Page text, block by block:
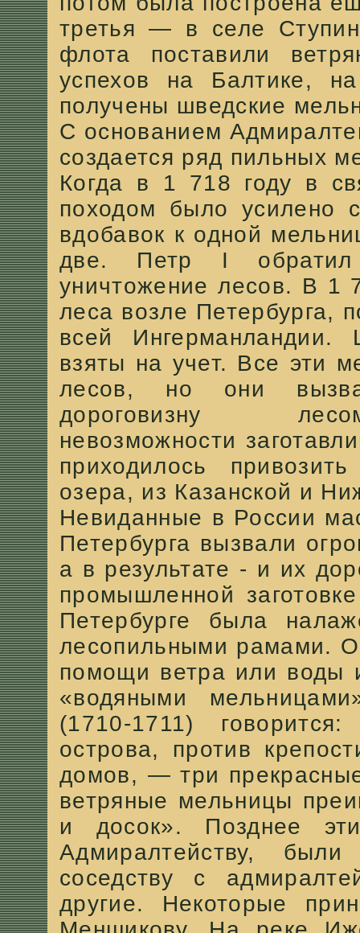
третья — в селе
флота поставили
успехов на Балтике,
получены шведские
С основанием
создается ряд пильных
Когда в 1 718 году в
походом было усилено
вдобавок к одной
две. Петр I обратил
уничтожение лесов. В 1
леса возле Петербурга,
всей
взяты на учет. Все эти
лесов, но они
дороговизну
невозможности
приходилось
озера, из Казанской и
Невиданные в России
Петербурга вызвали
а в результате - и их
промышленной
Петербурге была
лесопильными рамами.
помощи ветра или воды
«водяными
(1710-1711)
острова, против
домов, — три
ветряные мельницы
и досок». Позднее
Адмиралтейству,
соседству с
другие. Некоторые